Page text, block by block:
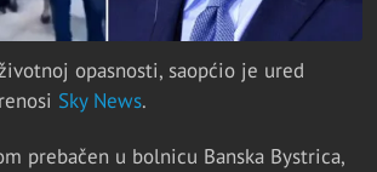
opasnosti, saopćio je ured
Sky News.
prebačen u bolnicu Banska Bystrica,